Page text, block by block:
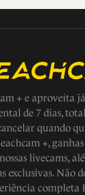
+ e aproveita
de 7 dias,
quando
+,
livecams,
exclusivas. Não
completa